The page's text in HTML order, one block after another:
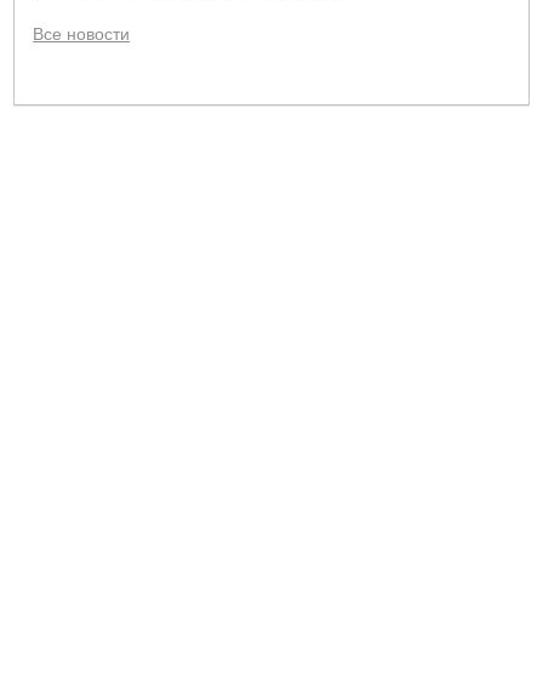
Все новости